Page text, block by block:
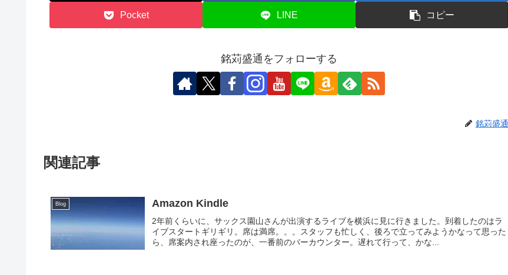
Pocket LINE コピー
銘苅盛通をフォローする
銘苅盛通
関連記事
Blog Amazon Kindle
2年前くらいに、サックス園山さんが出演するライブを横浜に見に行きました。到着したのはラ
イブスタートギリギリ。席は満席。。。スタッフも忙しく、後ろで立ってみようかなって思った
ら、席案内され座ったのが、一番前のバーカウンター。遅れて行って、かな...